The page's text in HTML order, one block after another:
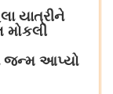
યાત્રીને
મોકલી
જન્મ આપ્યો